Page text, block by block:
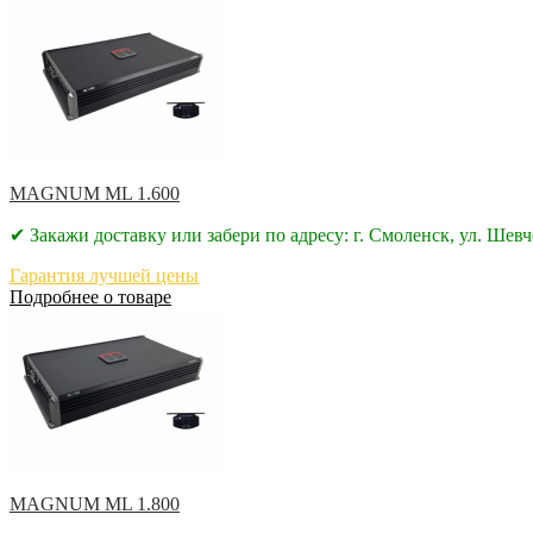
MAGNUM ML 1.600
✔ Закажи доставку или забери по адресу: г. Смоленск, ул.
Гарантия лучшей цены
Подробнее о товаре
MAGNUM ML 1.800